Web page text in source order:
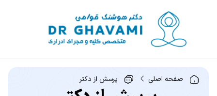
صفحه اصلی پرسش از دکتر